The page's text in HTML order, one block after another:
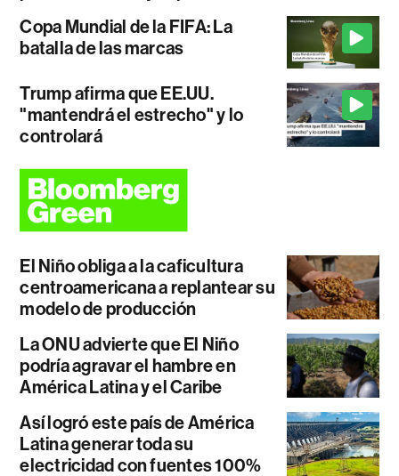
Copa Mundial de la FIFA: La
batalla de las marcas
Trump afirma que EE.UU.
"mantendrá el estrecho" y lo
controlará
El Niño obliga a la caficultura
centroamericana a replantear su
modelo de producción
La ONU advierte que El Niño
podría agravar el hambre en
América Latina y el Caribe
Así logró este país de América
Latina generar toda su
electricidad con fuentes 100%